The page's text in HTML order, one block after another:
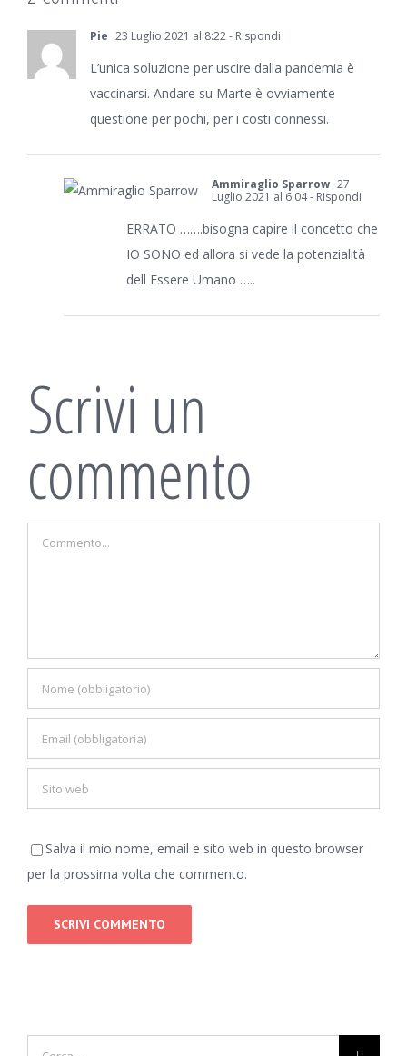
Pie 23 Luglio 2021 al 8:22- Rispondi
L’unica soluzione per uscire dalla pandemia è
vaccinarsi. Andare su Marte è ovviamente
questione per pochi, per i costi connessi.
Ammiraglio Sparrow 27
Luglio 2021 al 6:04- Rispondi
ERRATO …….bisogna capire il concetto che
IO SONO ed allora si vede la potenzialità
dell Essere Umano …..
Scrivi un
commento
Salva il mio nome, email e sito web in questo browser
per la prossima volta che commento.